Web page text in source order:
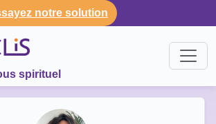
notre solution
spirituel